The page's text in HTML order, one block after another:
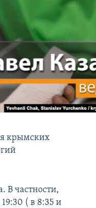
крымских
В частности,
( в 8:35 и